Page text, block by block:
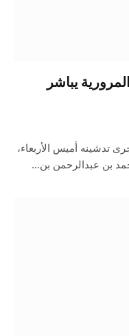
يباشر
تدشينه أميس الأربعاء،
بن عبدالرحمن بن…